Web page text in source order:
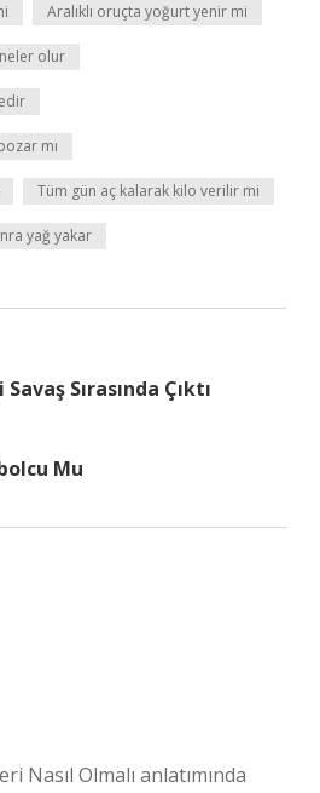
Aralıklı oruçta yoğurt yenir mi
olur
mı
Tüm gün aç kalarak kilo verilir mi
yağ yakar
Sırasında Çıktı
Mu
Nasıl Olmalı anlatımında